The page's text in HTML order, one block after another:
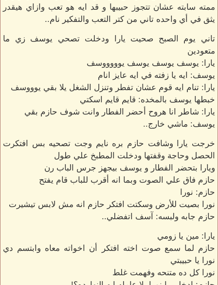
ممته سابته عشان تتجوز حبيبها و قد ايه هو تعب وازاي هيقدر
يثق في أي واحده تاني من كتر التعب والتفكير نام..
تاني يوم الصبح صحيت يارا ودخلت تصحي يوسف زي ما
متعودين
يارا: يوسف يوسف يوسف يوووووسف
يوسف: ايه يا زفته في ايه عايز انام
يارا: تنام ايه قوم عشان تفطر وتنزل الشغل يلا بقي يوووسف
خبطها يوسف بالمخده: قايم قايم اسكتي
يارا: شاطر انا هروح أحضر الفطار وانت شوف حازم بقي
يوسف: ماشي خارج..
خرجت يارا وشافت حازم بره نايم وجت تصحيه بس افتكرت
الحصل وحاجة وقفتها ودخلت المطبخ علي طول
ويارا بتحضر الفطار و يوسف بيجهز جرس الباب رن
حازم فاق علي الصوت وبما انه أقرب للباب قام يفتح
حازم: نورا
نورا بصيت للأرض وسكتت افتكر حازم انه مش لابس تيشيرت
حازم جابه ولبسه: آسف اتفضلي..
يارا: مين يا زومي
حازم لما سمع صوت اخته افتكر أن اخواته معاه وابتسم دي
نورا يا حبيبتي
نورا كل ده متنحه وفهمت غلط